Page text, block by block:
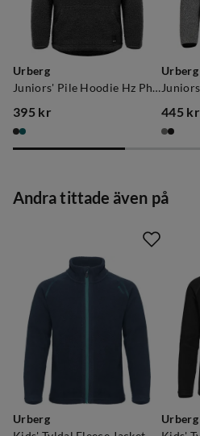
Urberg
Juniors' Pile Hoodie Hz Phantom
price
395 kr
Urberg
price
445 kr
Andra tittade även på
Urberg
Urberg